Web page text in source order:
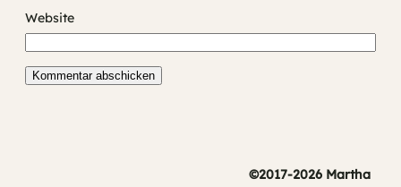
Website
©2017-2026 Martha